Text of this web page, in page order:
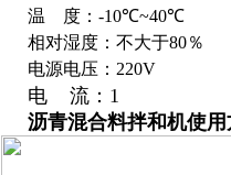
温 度： -10℃~40℃
相对湿度：不大于80％
电源电压： 220V
电 流： 1
沥青混合料拌和机使用